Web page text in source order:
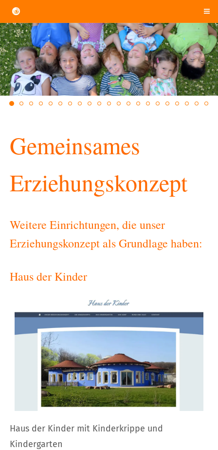
Gemeinsames
Erziehungskonzept
Weitere Einrichtungen, die unser
Erziehungskonzept als Grundlage haben:
Haus der Kinder
Haus der Kinder mit Kinderkrippe und
Kindergarten